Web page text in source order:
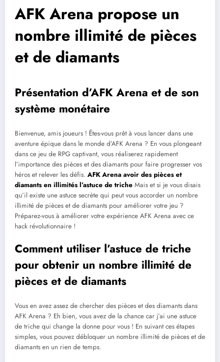
AFK Arena propose un
nombre illimité de pièces
et de diamants
Présentation d’AFK Arena et de son
système monétaire
Bienvenue, amis joueurs ! Êtes-vous prêt à vous lancer dans une
aventure épique dans le monde d’AFK Arena ? En vous plongeant
dans ce jeu de RPG captivant, vous réaliserez rapidement
l’importance des pièces et des diamants pour faire progresser vos
héros et relever les défis. AFK Arena avoir des pièces et
diamants en illimités l’astuce de triche Mais et si je vous disais
qu’il existe une astuce secrète qui peut vous accorder un nombre
illimité de pièces et de diamants pour améliorer votre jeu ?
Préparez-vous à améliorer votre expérience AFK Arena avec ce
hack révolutionnaire !
Comment utiliser l’astuce de triche
pour obtenir un nombre illimité de
pièces et de diamants
Vous en avez assez de chercher des pièces et des diamants dans
AFK Arena ? Eh bien, vous avez de la chance car j’ai une astuce
de triche qui change la donne pour vous ! En suivant ces étapes
simples, vous pouvez débloquer un nombre illimité de pièces et de
diamants en un rien de temps.